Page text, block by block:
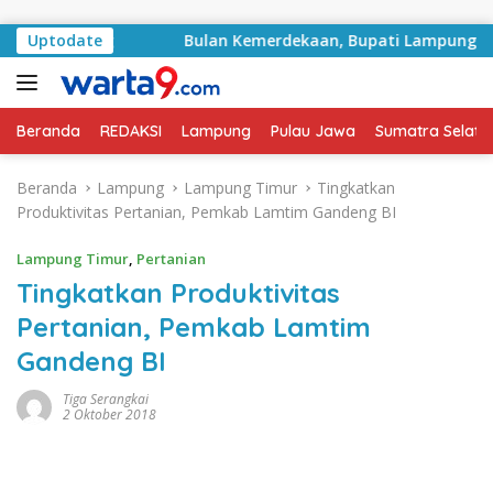
Uptodate
Bulan Kemerdekaan, Bupati Lampung
Beranda REDAKSI Lampung Pulau Jawa Sumatra
Beranda Lampung Lampung Timur
Tingkatkan
Produktivitas Pertanian, Pemkab Lamtim Gandeng BI
Lampung Timur, Pertanian
Tingkatkan Produktivitas
Pertanian, Pemkab Lamtim
Gandeng BI
Tiga Serangkai
2 Oktober 2018